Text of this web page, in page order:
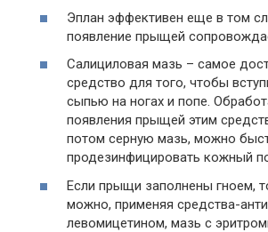
Эплан эффективен еще в том
появление прыщей
Салициловая мазь – самое
средство для того, чтобы
сыпью на ногах и попе.
появления прыщей этим
потом серную мазь, можно
продезинфицировать кожный
Если прыщи заполнены гноем,
можно, применяя средства-
левомицетином, мазь с